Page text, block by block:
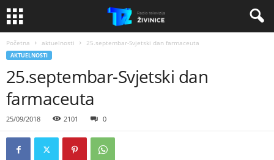
Početna aktuelnosti 25.septembar-Svjetski dan farmaceuta
AKTUELNOSTI
25.septembar-Svjetski dan
farmaceuta
25/09/2018 2101 0